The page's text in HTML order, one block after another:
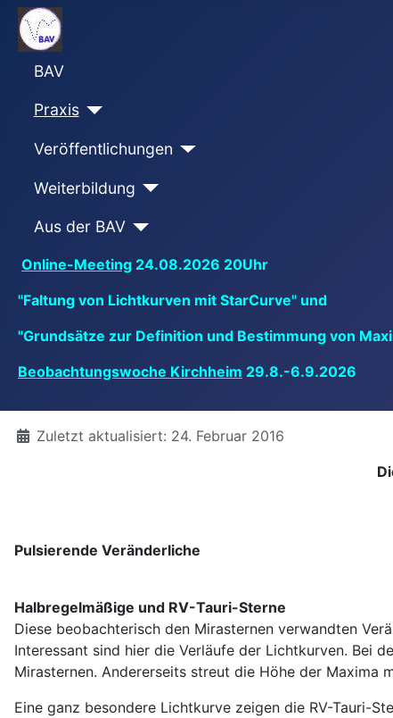
BAV
Praxis
Veröffentlichungen
Weiterbildung
Aus der BAV
Online-Meeting 24.08.2026 20Uhr
"Faltung von Lichtkurven mit StarCurve" und
"Grundsätze zur Definition und Bestimmung von
Beobachtungswoche Kirchheim 29.8.-6.9.2026
DetailsZuletzt aktualisiert: 24. Februar 2016
Pulsierende Veränderliche
Halbregelmäßige und RV-Tauri-Sterne
Diese beobachterisch den Mirasternen verwandten
Interessant sind hier die Verläufe der Lichtkurven. Bei
Mirasternen. Andererseits streut die Höhe der Maxima
Eine ganz besondere Lichtkurve zeigen die RV-Tauri-